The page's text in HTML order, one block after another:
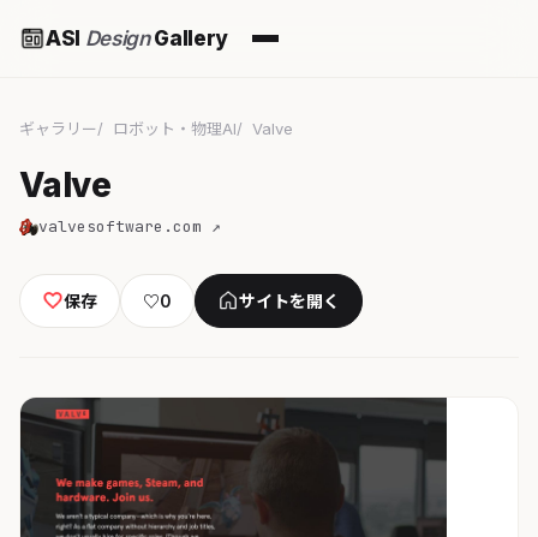
ASI DesignGallery
ギャラリー ロボット・物理AI Valve
Valve
valvesoftware.com ↗
保存 ♡0 サイトを開く